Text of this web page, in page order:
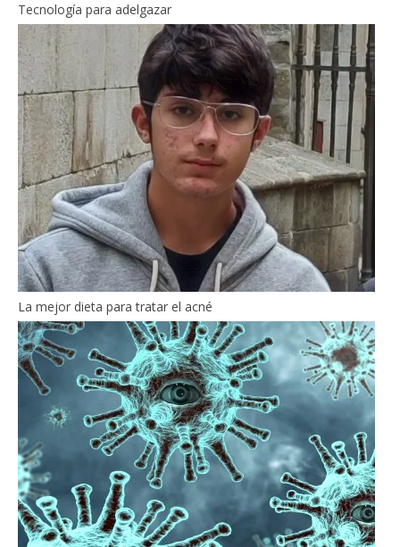
Tecnología para adelgazar
La mejor dieta para tratar el acné